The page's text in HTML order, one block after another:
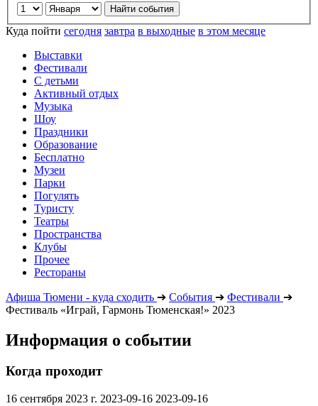
Куда пойти сегодня завтра в выходные в этом месяце
Выставки
Фестивали
С детьми
Активный отдых
Музыка
Шоу
Праздники
Образование
Бесплатно
Музеи
Парки
Погулять
Туристу
Театры
Пространства
Клубы
Прочее
Рестораны
Афиша Тюмени - куда сходить ➔ События ➔ Фестивали ➔
Фестиваль «Играй, Гармонь Тюменская!» 2023
Информация о событии
Когда проходит
16 сентября 2023 г. 2023-09-16 2023-09-16